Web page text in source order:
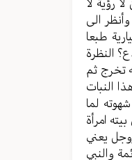
الی
طبعا
النظرة
تخرج ثم
النبات
لما
امرأة
یعني
والنبي